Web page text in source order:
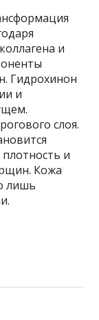
и
Гидрохинон
и
слоя.
и
Кожа
лишь